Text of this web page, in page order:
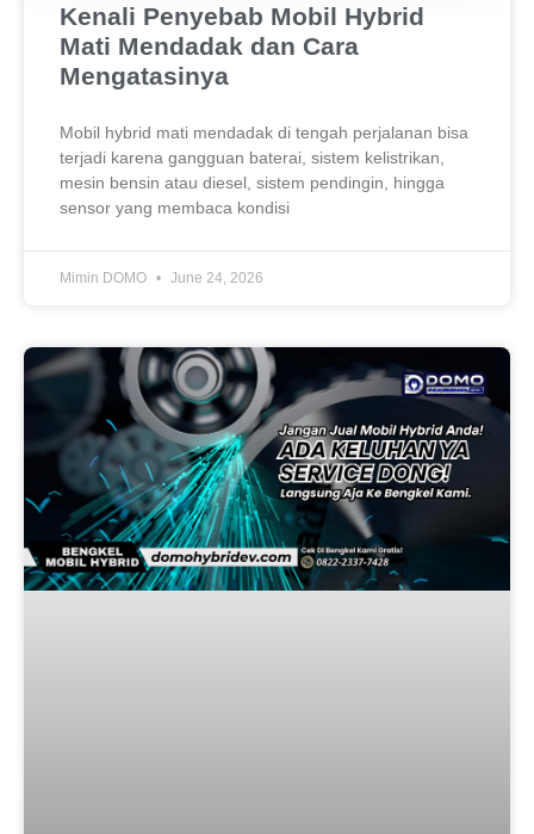
Kenali Penyebab Mobil Hybrid
Mati Mendadak dan Cara
Mengatasinya
Mobil hybrid mati mendadak di tengah perjalanan bisa
terjadi karena gangguan baterai, sistem kelistrikan,
mesin bensin atau diesel, sistem pendingin, hingga
sensor yang membaca kondisi
Mimin DOMO June 24, 2026